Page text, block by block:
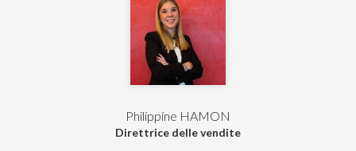
Philippine HAMON
Direttrice delle vendite